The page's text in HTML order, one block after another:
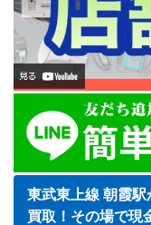
東武東上線 朝霞
買取！その場で現